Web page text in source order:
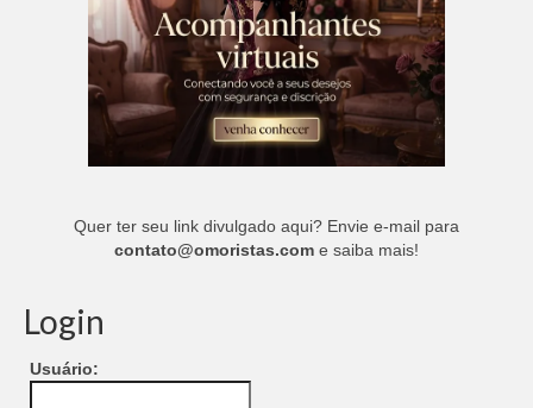
Quer ter seu link divulgado aqui? Envie e-mail para
contato@omoristas.com e saiba mais!
Login
Usuário: